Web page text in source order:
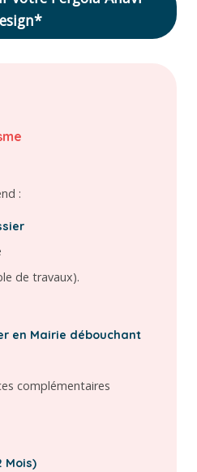
:
de travaux).
en Mairie débouchant
complémentaires
Mois)